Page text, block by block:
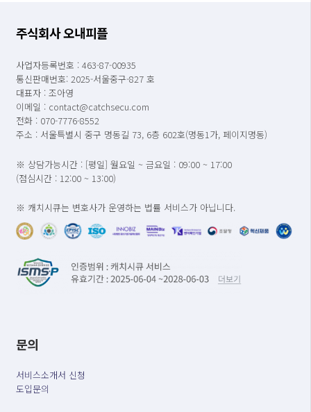
주식회사 오내피플
사업자등록번호 : 463-87-00935
통신판매번호: 2025-서울중구-827 호
대표자 : 조아영
이메일 : contact@catchsecu.com
전화 : 070-7776-8552
주소 : 서울특별시 중구 명동길 73, 6층 602호(명동1가, 페이지명동)
※ 상담가능시간 : [평일] 월요일 ~ 금요일 : 09:00 ~ 17:00
(점심시간 : 12:00 ~ 13:00)
※ 캐치시큐는 변호사가 운영하는 법률 서비스가 아닙니다.
문의
서비스소개서 신청
도입문의